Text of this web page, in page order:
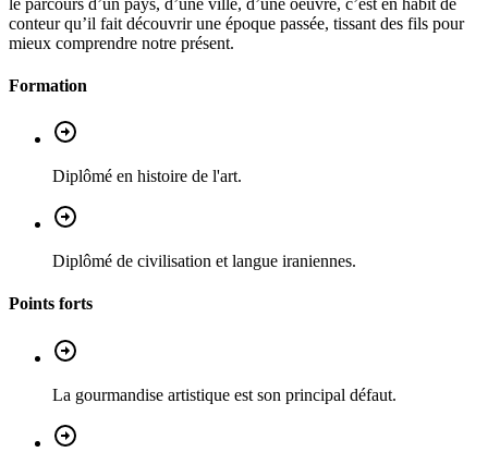
conteur qu’il fait découvrir une époque passée, tissant des fils pour
mieux comprendre notre présent.
Formation
Diplômé en histoire de l'art.
Diplômé de civilisation et langue iraniennes.
Points forts
La gourmandise artistique est son principal défaut.